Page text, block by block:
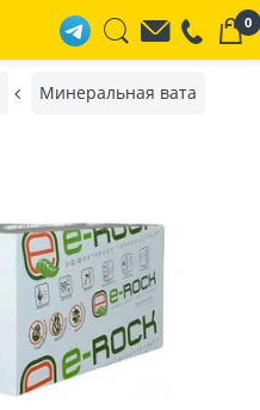
0
Минеральная вата